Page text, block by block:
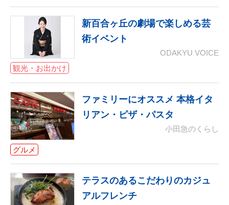
観光・お出かけ
新百合ヶ丘の劇場で楽しめる芸
術イベント
ODAKYU VOICE
グルメ
ファミリーにオススメ 本格イタ
リアン・ピザ・パスタ
小田急のくらし
テラスのあるこだわりのカジュ
アルフレンチ